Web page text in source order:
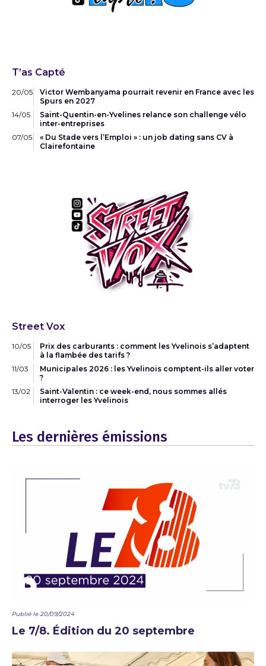
T’as Capté
20/05
Victor Wembanyama pourrait revenir en France avec les
Spurs en 2027
14/05
Saint-Quentin-en-Yvelines relance son challenge vélo
inter-entreprises
07/05
« Du Stade vers l’Emploi » : un job dating sans CV à
Clairefontaine
Street Vox
10/05
Prix des carburants : comment les Yvelinois s’adaptent
à la flambée des tarifs ?
11/03
Municipales 2026 : les Yvelinois comptent-ils aller voter
?
13/02
Saint-Valentin : ce week-end, nous sommes allés
interroger les Yvelinois
Les dernières émissions
Publié le 20/09/2024
Le 7/8. Édition du 20 septembre